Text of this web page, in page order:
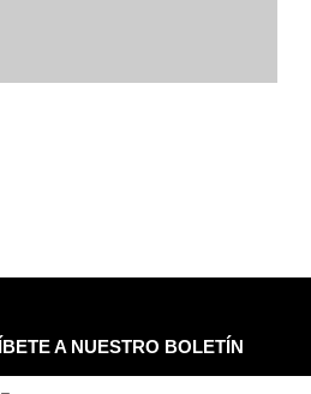
A NUESTRO BOLETÍN